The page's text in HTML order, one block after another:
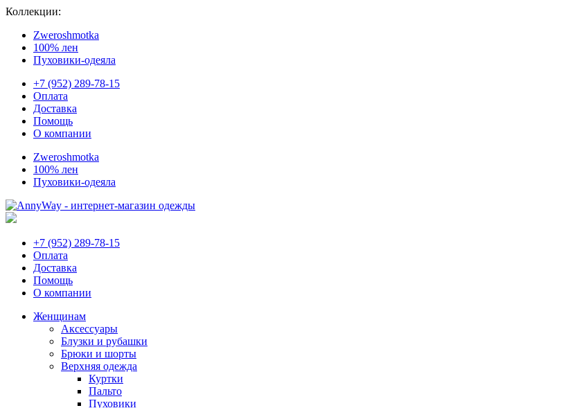
Коллекции:
Zweroshmotka
100% лен
Пуховики-одеяла
+7 (952) 289-78-15
Оплата
Доставка
Помощь
О компании
Zweroshmotka
100% лен
Пуховики-одеяла
+7 (952) 289-78-15
Оплата
Доставка
Помощь
О компании
Женщинам
Аксессуары
Блузки и рубашки
Брюки и шорты
Верхняя одежда
Куртки
Пальто
Пуховики